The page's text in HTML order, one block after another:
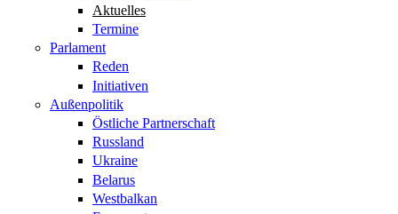
Aktuelles
Termine
Parlament
Reden
Initiativen
Außenpolitik
Östliche Partnerschaft
Russland
Ukraine
Belarus
Westbalkan